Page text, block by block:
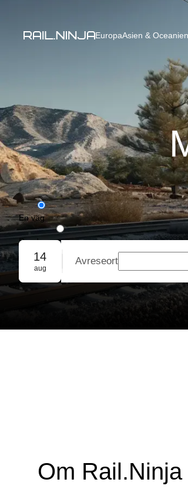
EuropaAsien & Oceanien
En väg
Rundresa
Gruppbokning
14
aug
Avreseort
Om Rail.Ninja